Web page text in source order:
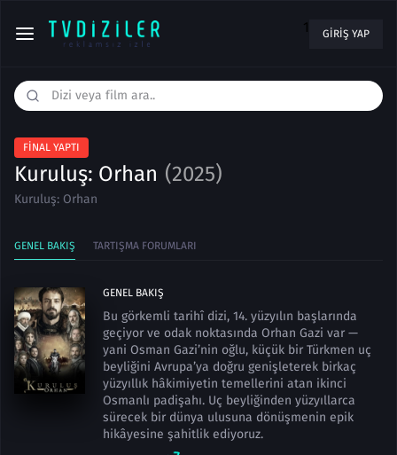
1 GIRIŞ YAP
FINAL YAPTI
Kuruluş: Orhan (2025)
Kuruluş: Orhan
GENEL BAKIŞ TARTIŞMA FORUMLARI
GENEL BAKIŞ
Bu görkemli tarihî dizi, 14. yüzyılın başlarında
geçiyor ve odak noktasında Orhan Gazi var —
yani Osman Gazi’nin oğlu, küçük bir Türkmen uç
beyliğini Avrupa’ya doğru genişleterek birkaç
yüzyıllık hâkimiyetin temellerini atan ikinci
Osmanlı padişahı. Uç beyliğinden yüzyıllarca
sürecek bir dünya ulusuna dönüşmenin epik
hikâyesine şahitlik ediyoruz.